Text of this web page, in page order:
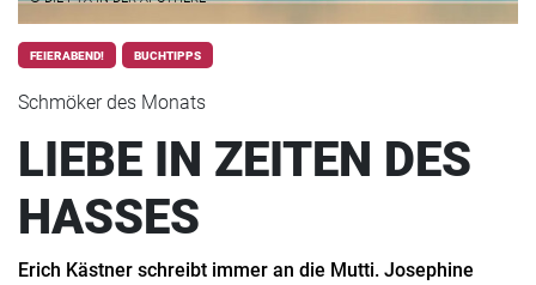
FEIERABEND! BUCHTIPPS
Schmöker des Monats
LIEBE IN ZEITEN DES
HASSES
Erich Kästner schreibt immer an die Mutti. Josephine